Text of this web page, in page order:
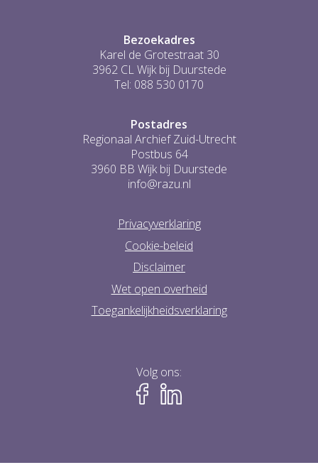
Bezoekadres
Karel de Grotestraat 30
3962 CL Wijk bij Duurstede
Tel: 088 530 0170
Postadres
Regionaal Archief Zuid-Utrecht
Postbus 64
3960 BB Wijk bij Duurstede
info@razu.nl
Privacyverklaring
Cookie-beleid
Disclaimer
Wet open overheid
Toegankelijkheidsverklaring
Volg ons: